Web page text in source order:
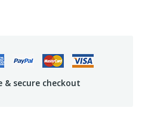
& secure checkout